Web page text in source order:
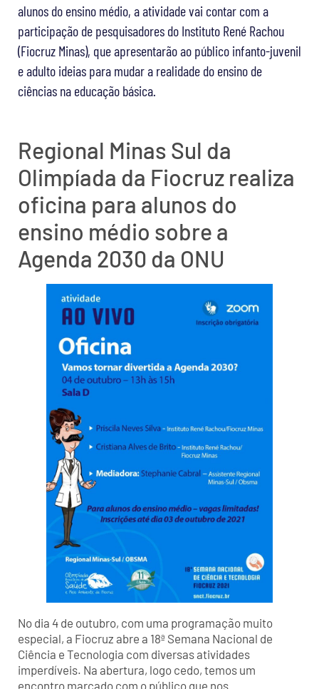
alunos do ensino médio, a atividade vai contar com a
participação de pesquisadores do Instituto René Rachou
(Fiocruz Minas), que apresentarão ao público infanto-juvenil
e adulto ideias para mudar a realidade do ensino de
ciências na educação básica.
Regional Minas Sul da
Olimpíada da Fiocruz realiza
oficina para alunos do
ensino médio sobre a
Agenda 2030 da ONU
No dia 4 de outubro, com uma programação muito
especial, a Fiocruz abre a 18ª Semana Nacional de
Ciência e Tecnologia com diversas atividades
imperdíveis. Na abertura, logo cedo, temos um
encontro marcado com o público que nos